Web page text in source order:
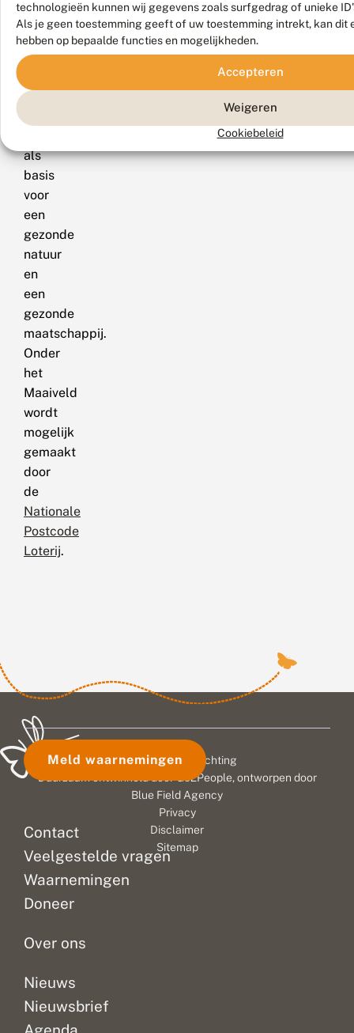
technologieën kunnen wij gegevens zoals surfgedrag of unieke
Als je geen toestemming geeft of uw toestemming intrekt, kan dit
hebben op bepaalde functies en mogelijkheden.
Accepteren
Weigeren
Cookiebeleid
het
herstel
van
bodemleven
als
basis
voor
een
gezonde
natuur
en
een
gezonde
maatschappij.
Onder
het
Maaiveld
wordt
mogelijk
gemaakt
door
de
Nationale
Postcode
Loterij.
Contact
Veelgestelde vragen
Waarnemingen
Doneer
Over ons
Nieuws
Nieuwsbrief
Meld waarnemingen
© 2026 Vlinderstichting
Duurzaam ontwikkeld doorGo2People, ontworpen door
Blue Field Agency
Privacy
Disclaimer
Sitemap